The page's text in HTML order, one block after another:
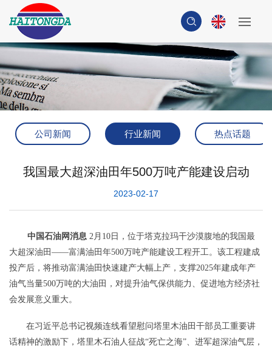
公司新闻 行业新闻 热点话题
我国最大超深油田年500万吨产能建设启动
2023-02-17
中国石油网消息 2月10日，位于塔克拉玛干沙漠腹地的我国最
大超深油田——富满油田年500万吨产能建设工程开工。该工程建成
投产后，将推动富满油田快速建产大幅上产，支撑2025年建成年产
油气当量500万吨的大油田，对提升油气保供能力、促进地方经济社
会发展意义重大。
在习近平总书记视频连线看望慰问塔里木油田干部员工重要讲
话精神的激励下，塔里木石油人征战“死亡之海”、进军超深油气层，